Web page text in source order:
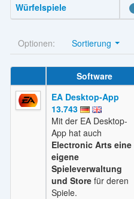
Würfelspiele
Optionen: Sortierung
Software
EA Desktop-App
13.743
Mit der EA Desktop-
App hat auch
Electronic Arts eine
eigene
Spieleverwaltung
und Storefür deren
Spiele.